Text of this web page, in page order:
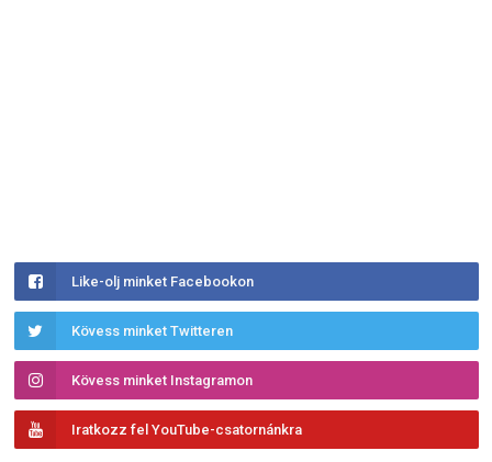
Like-olj minket Facebookon
Kövess minket Twitteren
Kövess minket Instagramon
Iratkozz fel YouTube-csatornánkra